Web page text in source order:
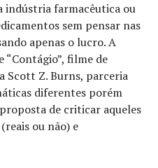
indústria farmacêutica ou
sem pensar nas
apenas o lucro. A
“Contágio”, filme de
Scott Z. Burns, parceria
diferentes porém
de criticar aqueles
ou não) e